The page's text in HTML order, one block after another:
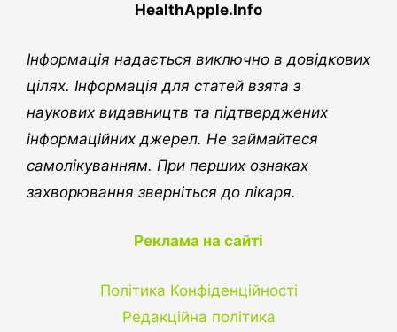
HealthApple.Info
Інформація надається виключно в довідкових
цілях. Інформація для статей взята з
наукових видавництв та підтверджених
інформаційних джерел. Не займайтеся
самолікуванням. При перших ознаках
захворювання зверніться до лікаря.
Реклама на сайті
Політика Конфіденційності
Редакційна політика